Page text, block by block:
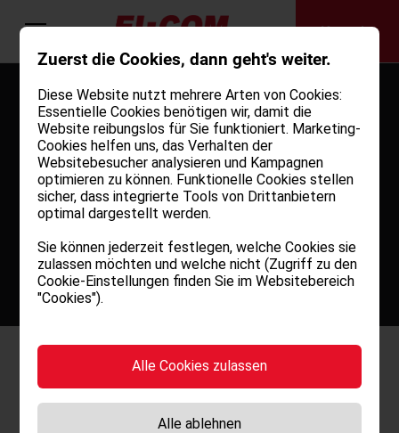
Kontakt
Kontakt
aufnehmen
Haben Sie eine Frage zu unseren
Produkten? Schildern Sie uns einfach Ihr
Anliegen und wir melden uns so bald als
möglich bei Ihnen zurück.
Welches Thema interessiert Sie?
Zuerst die Cookies, dann geht's weiter.
Diese Website nutzt mehrere Arten von Cookies:
Essentielle Cookies benötigen wir, damit die
Website reibungslos für Sie funktioniert. Marketing-
Cookies helfen uns, das Verhalten der
Websitebesucher analysieren und Kampagnen
optimieren zu können. Funktionelle Cookies stellen
sicher, dass integrierte Tools von Drittanbietern
optimal dargestellt werden.
Sie können jederzeit festlegen, welche Cookies sie
zulassen möchten und welche nicht (Zugriff zu den
Cookie-Einstellungen finden Sie im Websitebereich
"Cookies").
Alle Cookies zulassen
Alle ablehnen